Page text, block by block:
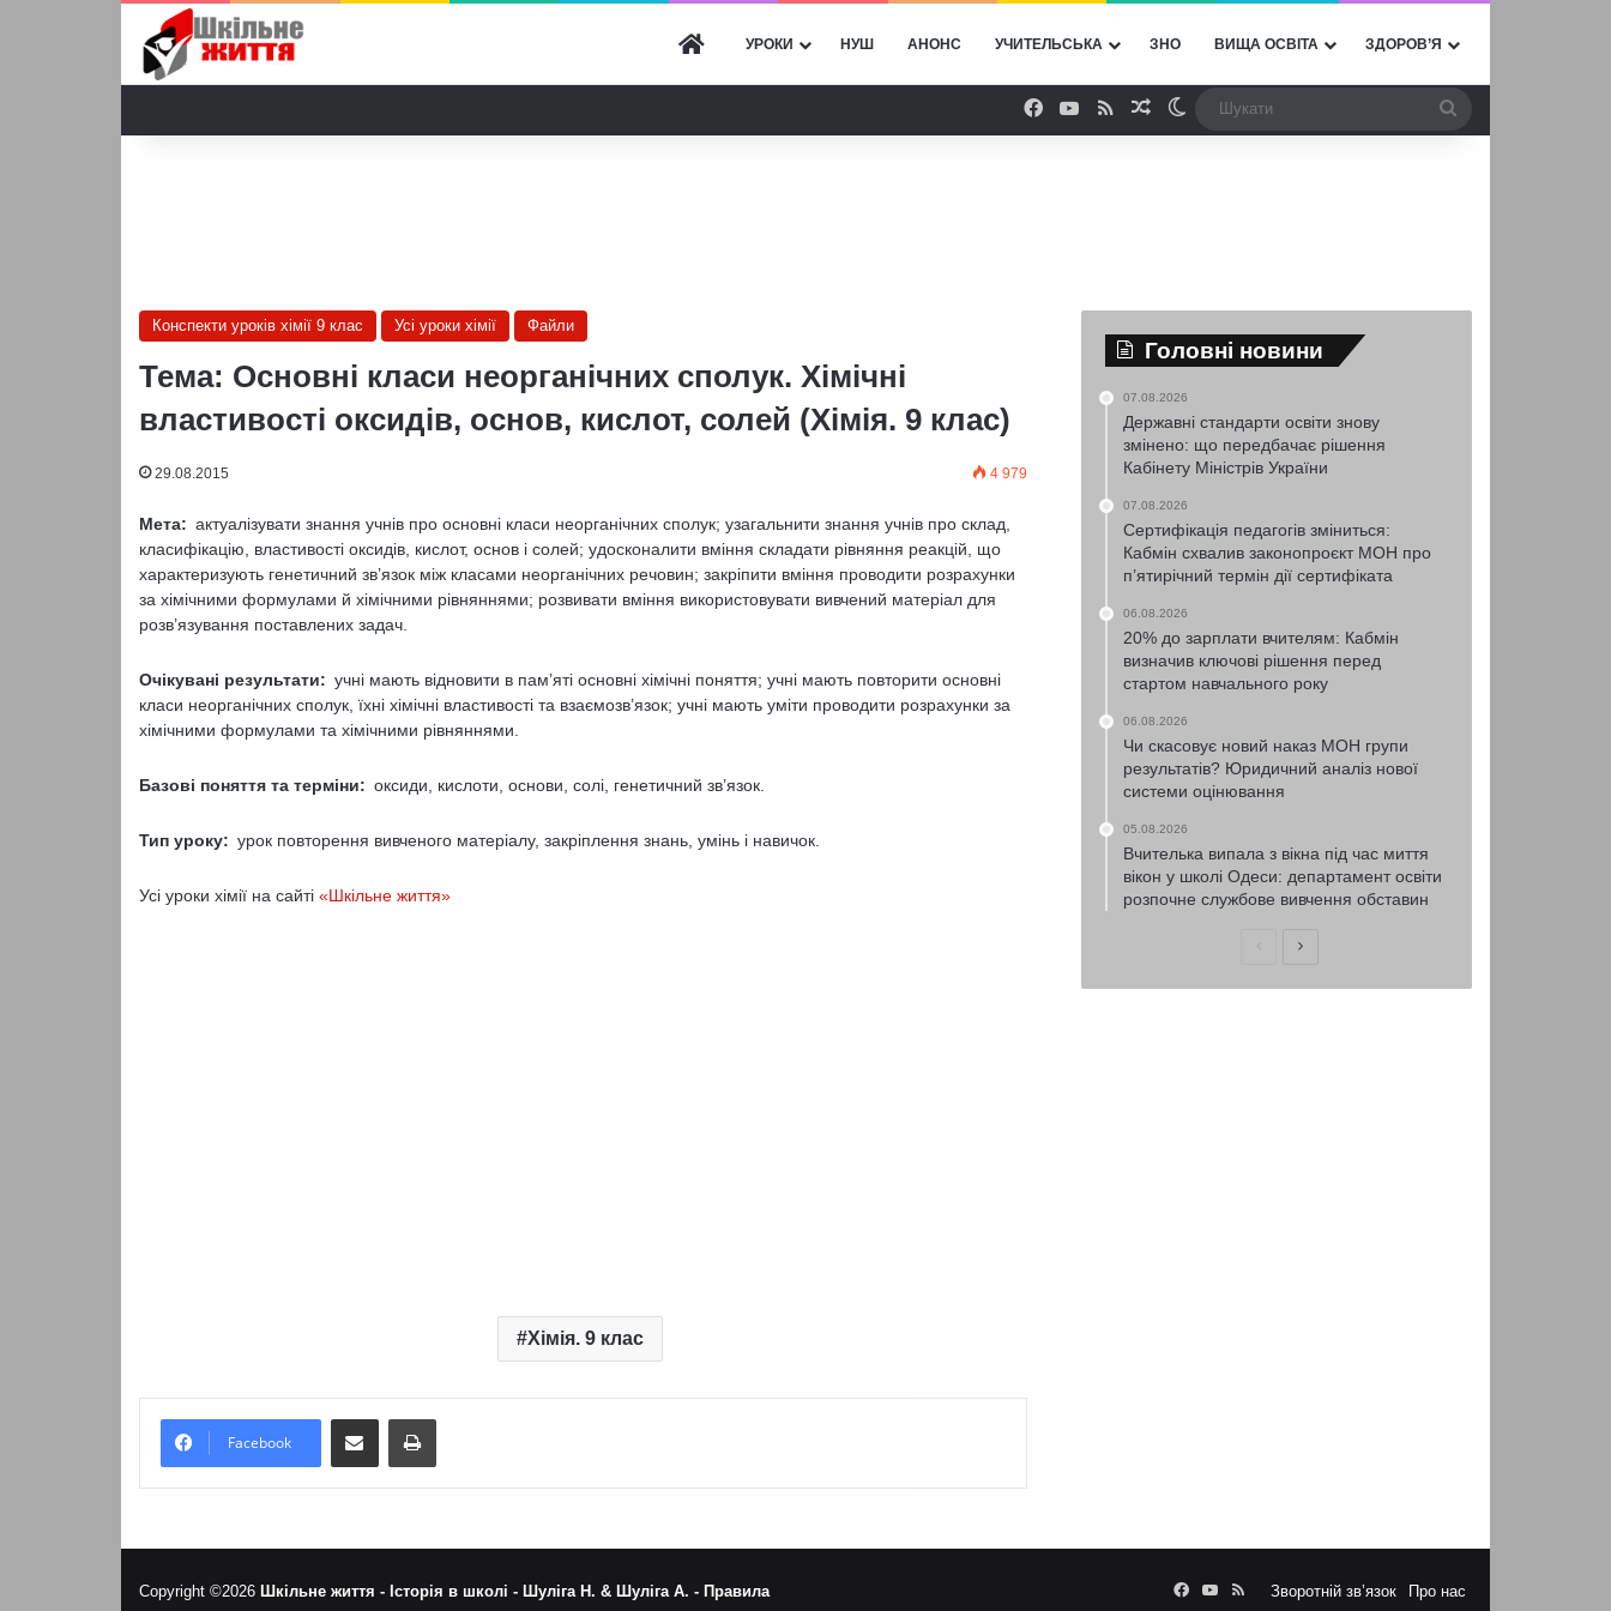
ГОЛОВНА
УРОКИ НУШ АНОНС УЧИТЕЛЬСЬКА ЗНО ВИЩА ОСВІТА ЗДОРОВ’Я
Facebook
YouTube
RSSВипадкова стаття
Switch skin
Конспекти уроків хімії 9 клас Усі уроки хімії Файли
Тема: Основні класи неорганічних сполук. Хімічні
властивості оксидів, основ, кислот, солей (Хімія. 9 клас)
29.08.2015 4 979
Мета: актуалізувати знання учнів про основні класи неорганічних сполук; узагальнити знання учнів про склад,
класифікацію, властивості оксидів, кислот, основ і солей; удосконалити вміння складати рівняння реакцій, що
характеризують генетичний зв’язок між класами неорганічних речовин; закріпити вміння проводити розрахунки
за хімічними формулами й хімічними рівняннями; розвивати вміння використовувати вивчений матеріал для
розв’язування поставлених задач.
Очікувані результати: учні мають відновити в пам’яті основні хімічні поняття; учні мають повторити основні
класи неорганічних сполук, їхні хімічні властивості та взаємозв’язок; учні мають уміти проводити розрахунки за
хімічними формулами та хімічними рівняннями.
Базові поняття та терміни: оксиди, кислоти, основи, солі, генетичний зв’язок.
Тип уроку: урок повторення вивченого матеріалу, закріплення знань, умінь і навичок.
Усі уроки хімії на сайті «Шкільне життя»
Хімія. 9 клас
Facebook
Надіслати електронною поштоюНадрукувати
Головні новини
07.08.2026
Державні стандарти освіти знову
змінено: що передбачає рішення
Кабінету Міністрів України
07.08.2026
Сертифікація педагогів зміниться:
Кабмін схвалив законопроєкт МОН про
п’ятирічний термін дії сертифіката
06.08.2026
20% до зарплати вчителям: Кабмін
визначив ключові рішення перед
стартом навчального року
06.08.2026
Чи скасовує новий наказ МОН групи
результатів? Юридичний аналіз нової
системи оцінювання
05.08.2026
Вчителька випала з вікна під час миття
вікон у школі Одеси: департамент освіти
розпочне службове вивчення обставин
ПопередняНаступна
Copyright ©2026 Шкільне життя - Історія в школі - Шуліга Н. & Шуліга А. - Правила Зворотній зв’язок Про нас
FacebookYouTube
RSS